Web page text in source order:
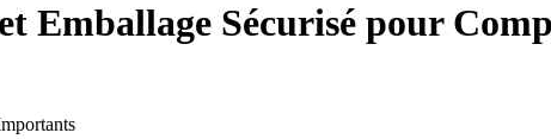
Emballage Sécurisé pour